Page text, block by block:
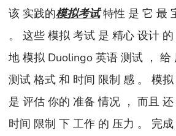
该 实践的模拟考试特性 是 它 最
。 这些 模拟 考试 是 精心 设计
地 模拟 Duolingo 英语 测试 ， 给
测试 格式 和 时间 限制 感 。 模
是 评估 你的 准备 情况 ， 而且
时间 限制 下 工作 的 压力 。 完